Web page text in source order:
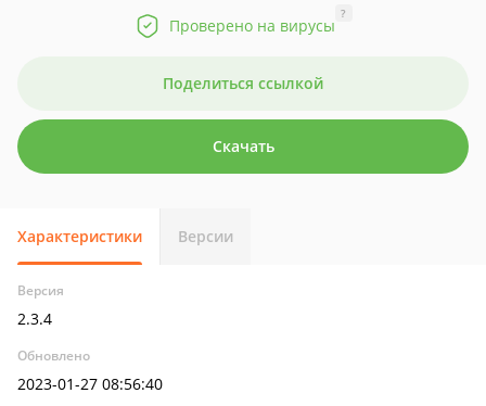
Проверено на вирусы
?
Поделиться ссылкой
Скачать
Характеристики Версии
Версия
2.3.4
Обновлено
2023-01-27 08:56:40